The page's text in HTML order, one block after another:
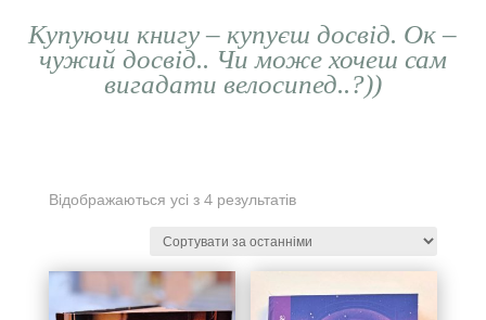
Купуючи книгу – купуєш досвід. Ок –
чужий досвід.. Чи може хочеш сам
вигадати велосипед..?))
Відображаються усі з 4 результатів